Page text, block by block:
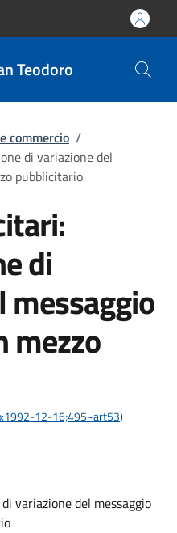
Teodoro
commercio /
di variazione del
pubblicitario
di
messaggio
mezzo
12-16;495~art53)
variazione del messaggio